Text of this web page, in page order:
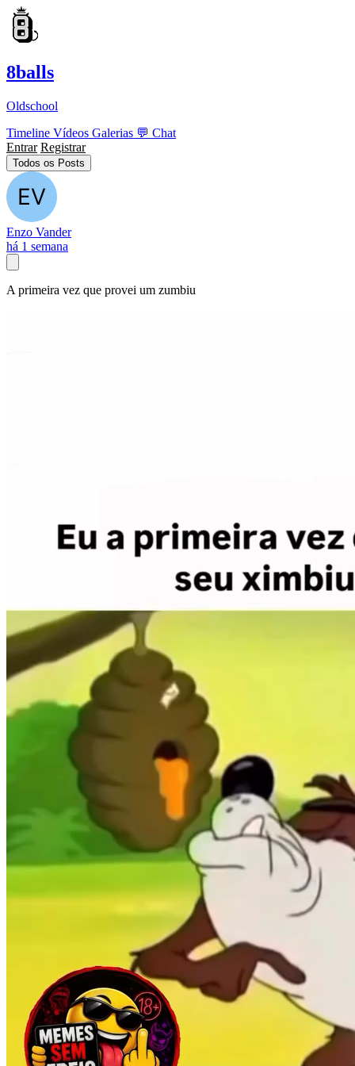
8balls
Oldschool
Timeline Vídeos Galerias 💬 Chat
Entrar Registrar
Todos os Posts
Enzo Vander
há 1 semana
A primeira vez que provei um zumbiu